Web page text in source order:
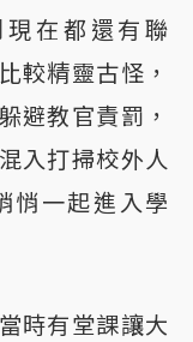
在都還有聯
較精靈古怪，
避教官責罰，
入打掃校外人
悄一起進入學
時有堂課讓大